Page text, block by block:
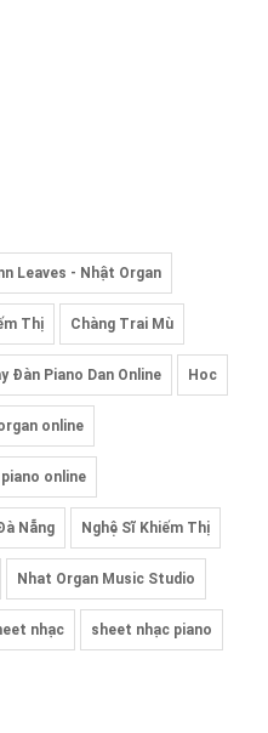
Leaves - Nhật Organ
Thị Chàng Trai Mù
Đàn Piano Dan Online Hoc
online
online
Nẵng Nghệ Sĩ Khiếm Thị
Nhat Organ Music Studio
nhạc sheet nhạc piano